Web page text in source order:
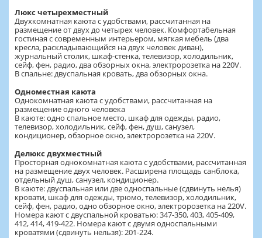
Люкс четырехместный
Двухкомнатная каюта с удобствами, рассчитанная на
размещение от двух до четырех человек. Комфортабельная
гостиная с современным интерьером, мягкая мебель (два
кресла, раскладывающийся на двух человек диван),
журнальный столик, шкаф-стенка, телевизор, холодильник,
сейф, фен, радио, два обзорных окна, электророзетка на 220V.
В спальне: двуспальная кровать, два обзорных окна.
Одноместная каюта
Однокомнатная каюта с удобствами, рассчитанная на
размещение одного человека
В каюте: одно спальное место, шкаф для одежды, радио,
телевизор, холодильник, сейф, фен, душ, санузел,
кондиционер, обзорное окно, электророзетка на 220V.
Делюкс двухместный
Просторная однокомнатная каюта с удобствами, рассчитанная
на размещение двух человек. Расширена площадь санблока,
отдельный душ, санузел, кондиционер.
В каюте: двуспальная или две односпальные (сдвинуть нелья)
кровати, шкаф для одежды, трюмо, телевизор, холодильник,
сейф, фен, радио, одно обзорное окно, электророзетка на 220V.
Номера кают с двуспальной кроватью: 347-350, 403, 405-409,
412, 414, 419-422. Номера кают с двумя односпальными
кроватями (сдвинуть нельзя): 201-224.